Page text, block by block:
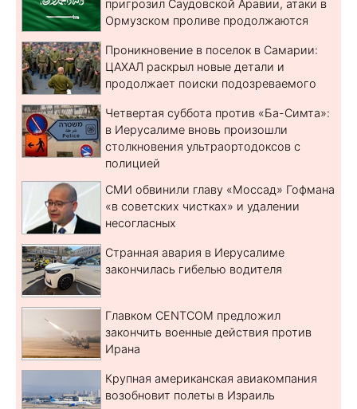
пригрозил Саудовской Аравии, атаки в
Ормузском проливе продолжаются
Проникновение в поселок в Самарии:
ЦАХАЛ раскрыл новые детали и
продолжает поиски подозреваемого
Четвертая суббота против «Ба-Симта»:
в Иерусалиме вновь произошли
столкновения ультраортодоксов с
полицией
СМИ обвинили главу «Моссад» Гофмана
«в советских чистках» и удалении
несогласных
Странная авария в Иерусалиме
закончилась гибелью водителя
Главком CENTCOM предложил
закончить военные действия против
Ирана
Крупная американская авиакомпания
возобновит полеты в Израиль